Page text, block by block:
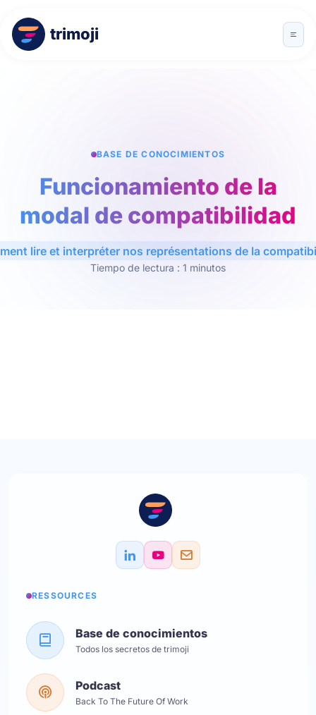
trimoji
BASE DE CONOCIMIENTOS
Funcionamiento de la
modal de compatibilidad
lire et interpréter nos représentations de la
Tiempo de lectura : 1 minutos
RESSOURCES
Base de conocimientos
Todos los secretos de trimoji
Podcast
Back To The Future Of Work